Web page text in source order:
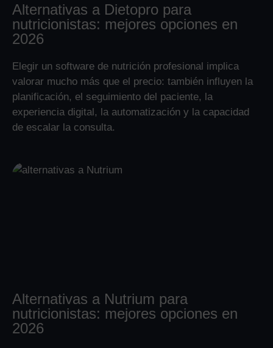
Alternativas a Dietopro para
nutricionistas: mejores opciones en
2026
Elegir un software de nutrición profesional implica
valorar mucho más que el precio: también influyen la
planificación, el seguimiento del paciente, la
experiencia digital, la automatización y la capacidad
de escalar la consulta.
Alternativas a Nutrium para
nutricionistas: mejores opciones en
2026